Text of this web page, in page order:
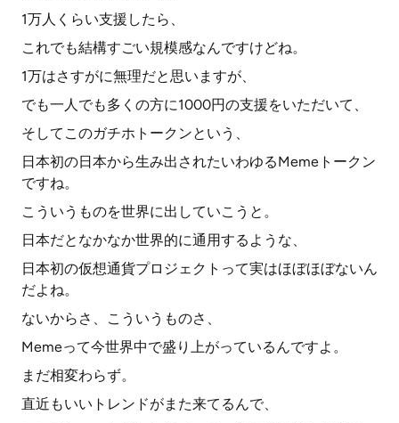
1万人くらい支援したら、
これでも結構すごい規模感なんですけどね。
1万はさすがに無理だと思いますが、
でも一人でも多くの方に1000円の支援をいただいて、
そしてこのガチホトークンという、
日本初の日本から生み出されたいわゆるMemeトークン
ですね。
こういうものを世界に出していこうと。
日本だとなかなか世界的に通用するような、
日本初の仮想通貨プロジェクトって実はほぼほぼないん
だよね。
ないからさ、こういうものさ、
Memeって今世界中で盛り上がっているんですよ。
まだ相変わらず。
直近もいいトレンドがまた来てるんで、